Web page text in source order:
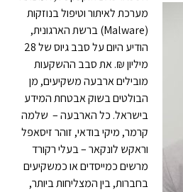
מערכת לאיתור וטיפול בנוזקות
(Malware) ברשת הארגונית,
הודיע היום על סבב גיוס של 28
מיליון ₪. את סבב ההשקעות
מובילים ארבעה משקיעים, מן
הבולטים בשוק אבטחת המידע
בישראל. כל הארבעה – שלמה
קרמר, מיקי בודאי, זוהר זיסאפל
וראקש לונקאר – בעלי רקורד
מרשים כמייסדים או כמשקיעים
בחברות, בין המצליחות ביותר,